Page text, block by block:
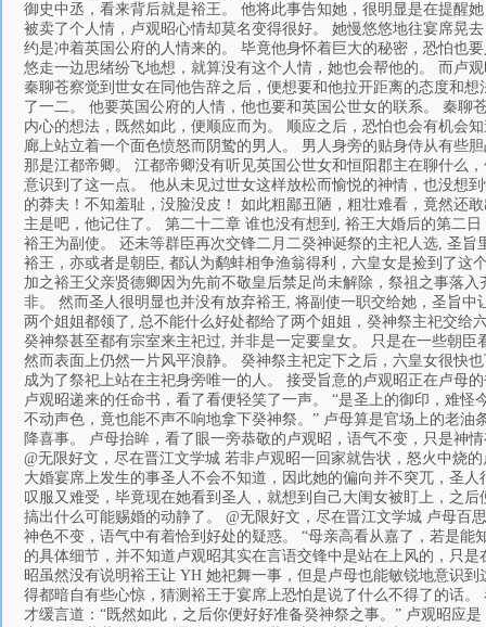
御史中丞，看来背后就是裕王。 他将此事告知她，很明显是在提醒
被卖了个人情，卢观昭心情却莫名变得很好。 她慢悠悠地往宴席晃
约是冲着英国公府的人情来的。 毕竟他身怀着巨大的秘密，恐怕也
悠走一边思绪纷飞地想，就算没有这个人情，她也会帮他的。 而卢
秦聊苍察觉到世女在同他告辞之后，便想要和他拉开距离的态度和
了一二。 他要英国公府的人情，他也要和英国公世女的联系。 秦
内心的想法，既然如此，便顺应而为。 顺应之后，恐怕也会有机会
廊上站立着一个面色愤怒而阴鸷的男人。 男人身旁的贴身侍从有些
那是江都帝卿。 江都帝卿没有听见英国公世女和恒阳郡主在聊什么
意识到了这一点。 他从未见过世女这样放松而愉悦的神情，也没想
的莽夫！不知羞耻，没脸没皮！ 如此粗鄙丑陋，粗壮难看，竟然还
主是吧，他记住了。 第二十二章 谁也没有想到, 裕王大婚后的第二
裕王为副使。 还未等群臣再次交锋二月二癸神诞祭的主祀人选, 圣
裕王，亦或者是朝臣, 都认为鹬蚌相争渔翁得利，六皇女是捡到了
加之裕王父亲贤德卿因为先前不敬皇后禁足尚未解除，祭祖之事落
非。 然而圣人很明显也并没有放弃裕王, 将副使一职交给她，圣旨
两个姐姐都领了, 总不能什么好处都给了两个姐姐，癸神祭主祀交
癸神祭甚至都有宗室来主祀过, 并非是一定要皇女。 只是在一些朝
然而表面上仍然一片风平浪静。 癸神祭主祀定下之后，六皇女很快
成为了祭祀上站在主祀身旁唯一的人。 接受旨意的卢观昭正在卢母
卢观昭递来的任命书，看了看便轻笑了一声。 “是圣上的御印，难
不动声色，竟也能不声不响地拿下癸神祭。” 卢母算是官场上的老
降喜事。 卢母抬眸，看了眼一旁恭敬的卢观昭，语气不变，只是神
@无限好文，尽在晋江文学城 若非卢观昭一回家就告状，怒火中烧
大婚宴席上发生的事圣人不会不知道，因此她的偏向并不突兀，圣
叹服又难受，毕竟现在她看到圣人，就想到自己大闺女被盯上，之
搞出什么可能赐婚的动静了。 @无限好文，尽在晋江文学城 卢母百
神色不变，语气中有着恰到好处的疑惑。 “母亲高看从嘉了，若是
的具体细节，并不知道卢观昭其实在言语交锋中是站在上风的，只
昭虽然没有说明裕王让 YH 她祀舞一事，但是卢母也能敏锐地意识
得都暗自有些心惊，猜测裕王于宴席上恐怕是说了什么不得了的话
才缓言道：“既然如此，之后你便好好准备癸神祭之事。” 卢观昭应